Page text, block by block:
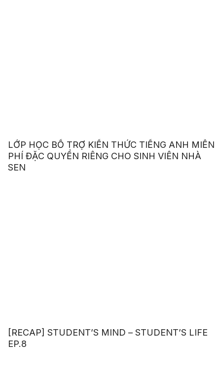
LỚP HỌC BỔ TRỢ KIẾN THỨC TIẾNG ANH MIỄN
PHÍ ĐẶC QUYỀN RIÊNG CHO SINH VIÊN NHÀ
SEN
[RECAP] STUDENT’S MIND – STUDENT’S LIFE
EP.8